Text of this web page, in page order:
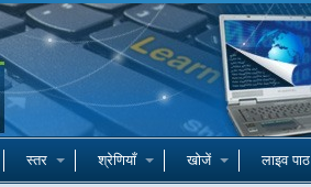
स्तर श्रेणियाँ खोजें लाइव पाठ